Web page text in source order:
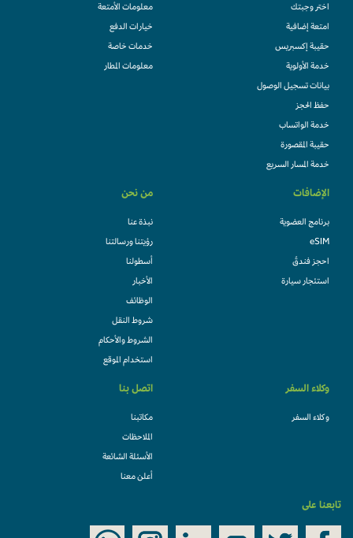
اختر وجبتك
امتعة إضافية
حقيبة إكسبريس
خدمة الأولوية
بيانات تسجيل الوصول
حفظ الحجز
خدمة الواتساب
حقيبة المقصورة
خدمة المسار السريع
معلومات الأمتعة
خيارات الدفع
خدمات خاصة
معلومات المطار
الإضافات
برنامج العضوية
eSIM
احجز فندقً
استئجار سيارة
من نحن
نبذة عنا
رؤيتنا ورسالتنا
أسطولنا
الأخبار
الوظائف
شروط النقل
الشروط والأحكام
استخدام الموقع
وكلاء السفر
وكلاء السفر
اتصل بنا
مكاتبنا
الملاحظات
الأسئلة الشائعة
أعلن معنا
تابعنا على